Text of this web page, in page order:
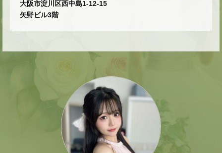
★
★
大阪市淀川区西中島1-12-15
矢野ビル3階